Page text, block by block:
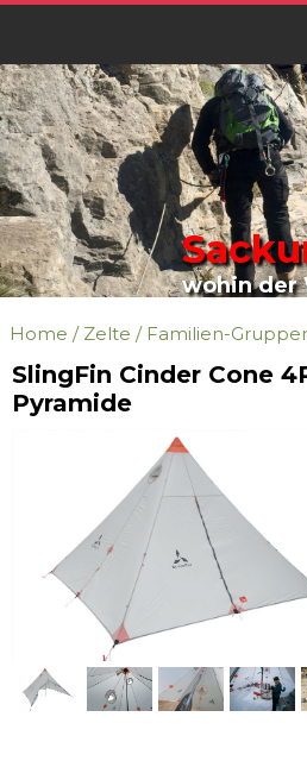
wohin der
Home / Zelte / Familien-
SlingFin Cinder Cone
Pyramide